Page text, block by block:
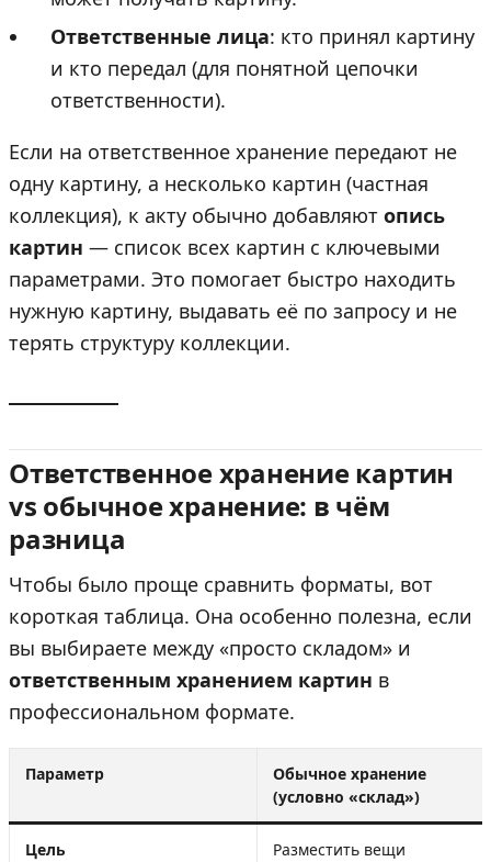
Ответственные лица: кто принял картину
и кто передал (для понятной цепочки
ответственности).
Если на ответственное хранение передают не
одну картину, а несколько картин (частная
коллекция), к акту обычно добавляют опись
картин — список всех картин с ключевыми
параметрами. Это помогает быстро находить
нужную картину, выдавать её по запросу и не
терять структуру коллекции.
Ответственное хранение картин
vs обычное хранение: в чём
разница
Чтобы было проще сравнить форматы, вот
короткая таблица. Она особенно полезна, если
вы выбираете между «просто складом» и
ответственным хранением картин в
профессиональном формате.
Параметр
Обычное хранение
(условно «склад»)
Цель Разместить вещи